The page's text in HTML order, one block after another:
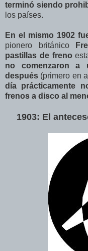
terminó siendo
los países.
En el mismo 1902
pionero británico
pastillas de freno
no comenzaron a
después (primero en
día prácticamente
frenos a disco al
1903: El